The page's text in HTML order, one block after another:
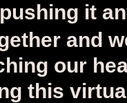
it
and
our
this